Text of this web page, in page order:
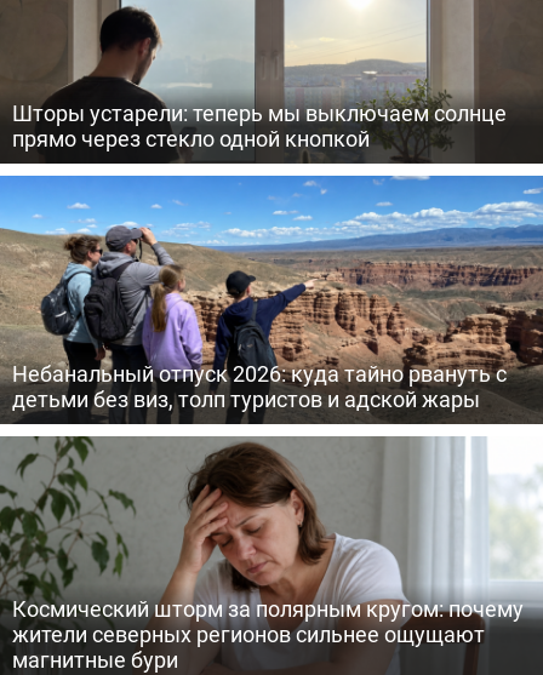
Шторы устарели: теперь мы выключаем солнце
прямо через стекло одной кнопкой
Небанальный отпуск 2026: куда тайно рвануть с
детьми без виз, толп туристов и адской жары
Космический шторм за полярным кругом: почему
жители северных регионов сильнее ощущают
магнитные бури